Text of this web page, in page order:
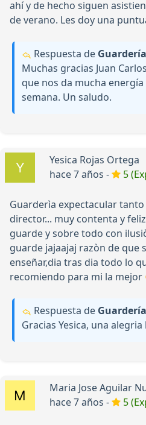
ahí y de hecho siguen
de verano. Les doy una
Respuesta de
Muchas gracias Juan
que nos da mucha
semana. Un saludo.
Yesica Rojas Ortega
hace 7 años -
5
Guarderìa expectacular
director... muy contenta y
guarde y sobre todo con
guarde jajaajaj razòn de que
enseñar,dia tras dia todo lo
recomiendo para mi la
Respuesta de
Gracias Yesica, una
Maria Jose Aguilar
hace 7 años -
5